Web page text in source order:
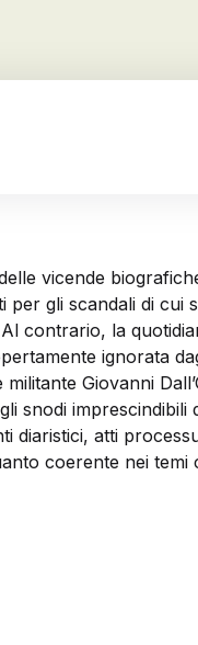
vicende
gli scandali di
contrario, la
ignorata
Giovanni
snodi imprescindibili
diaristici, atti
coerente nei